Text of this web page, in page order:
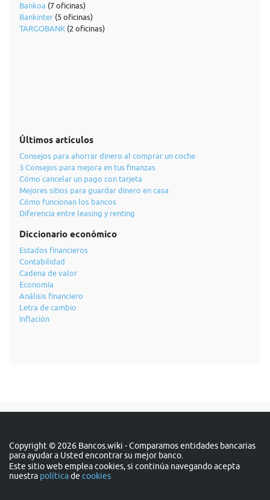
Bankoa (7 oficinas)
Bankinter (5 oficinas)
TARGOBANK (2 oficinas)
Últimos artículos
Consejos para ahorrar dinero al comprar un coche
3 Consejos para mejora en tus finanzas
Cómo cancelar un pago con tarjeta
Mejores sitios para guardar dinero en casa
Cómo funcionan los bancos
Diferencia entre leasing y renting
Diccionario económico
Estados financieros
Contabilidad
Cadena de valor
Economía
Análisis financiero
Letra de cambio
Inflación
Copyright © 2026 Bancos.wiki - Comparamos entidades bancarias
para ayudar a Usted encontrar su mejor banco.
Este sitio web emplea cookies, si continúa navegando acepta
nuestra políticade cookies